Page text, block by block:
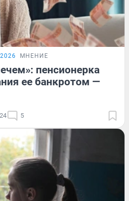
МНЕНИЕ
пенсионерка
ее банкротом —
5